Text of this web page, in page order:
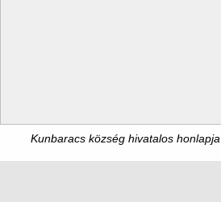
Kunbaracs község hivatalos honlapja